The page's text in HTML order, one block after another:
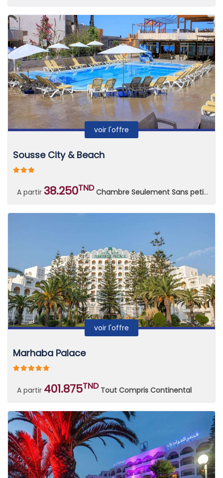
voir l'offre
Sousse City & Beach
A partir 38.250TND Chambre Seulement Sans petit déjeuner
voir l'offre
Marhaba Palace
A partir 401.875TND Tout Compris Continental